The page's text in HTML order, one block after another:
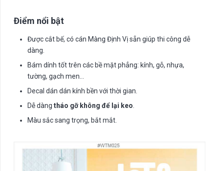
Điểm nổi bật
Được cắt bế, có cán Màng Định Vị sẵn giúp thi công dễ
dàng.
Bám dính tốt trên các bề mặt phẳng: kính, gỗ, nhựa,
tường, gạch men…
Decal dán dán kính bền với thời gian.
Dễ dàng tháo gỡ không để lại keo.
Màu sắc sang trọng, bắt mắt.